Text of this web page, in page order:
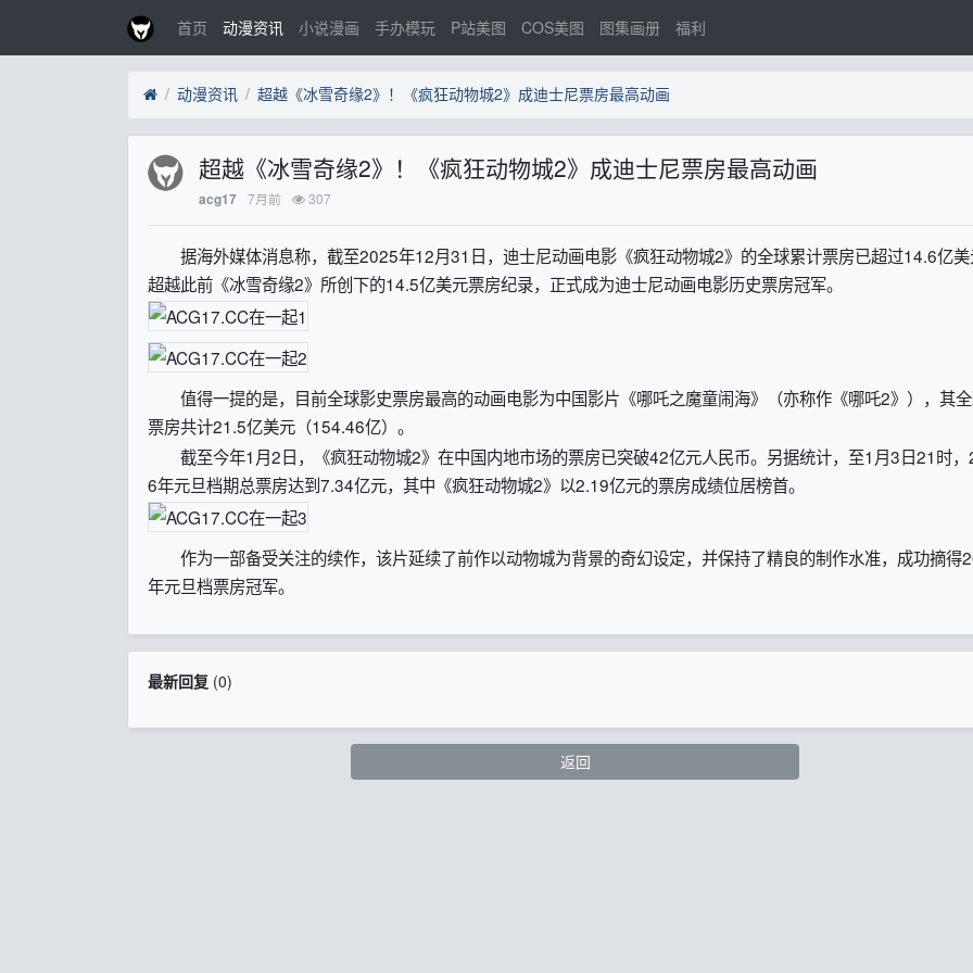
首页 动漫资讯 小说漫画 手办模玩 P站美图 COS美图 图集画册 福利
动漫资讯 超越《冰雪奇缘2》！《疯狂动物城2》成迪士尼票房最高动画
超越《冰雪奇缘2》！《疯狂动物城2》成迪士尼票房最高动画
acg17 7月前 307
据海外媒体消息称，截至2025年12月31日，迪士尼动画电影《疯狂动物城2》的全球累计票房已超过14.6亿美
超越此前《冰雪奇缘2》所创下的14.5亿美元票房纪录，正式成为迪士尼动画电影历史票房冠军。
值得一提的是，目前全球影史票房最高的动画电影为中国影片《哪吒之魔童闹海》（亦称作《哪吒2》），其
票房共计21.5亿美元（154.46亿）。
截至今年1月2日，《疯狂动物城2》在中国内地市场的票房已突破42亿元人民币。另据统计，至1月3日21时
6年元旦档期总票房达到7.34亿元，其中《疯狂动物城2》以2.19亿元的票房成绩位居榜首。
作为一部备受关注的续作，该片延续了前作以动物城为背景的奇幻设定，并保持了精良的制作水准，成功摘得
年元旦档票房冠军。
最新回复(0)
返回